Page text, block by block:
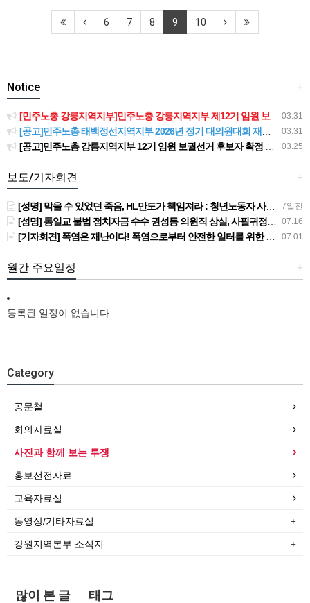
6 7 8 9 10
+
Notice
03.31
[민주노총 강릉지역지부]민주노총 강릉지역지부 제12기 임원 보궐선거결과 공고
03.31
[공고]민주노총 태백정선지역지부 2026년 정기 대의원대회 재소집 건
03.25
[공고]민주노총 강릉지역지부 12기 임원 보궐선거 후보자 확정 공고
+
보도/기자회견
7일전
[성명] 막을 수 있었던 죽음, HL만도가 책임져라 : 청년노동자 사망사고의 철저한 진상규명과 재발방지 대책 마련하라
07.16
[성명] 통일교 불법 정치자금 수수 권성동 의원직 상실, 사필귀정이다
07.01
[기자회견] 폭염은 재난이다! 폭염으로부터 안전한 일터를 위한 민주노총 강원지역본부 폭염감시단 선포 기자회견
+
월간 주요일정
등록된 일정이 없습니다.
Category
공문철
회의자료실
사진과 함께 보는 투쟁
홍보선전자료
교육자료실
동영상/기타자료실
강원지역본부 소식지
많이 본 글 태그